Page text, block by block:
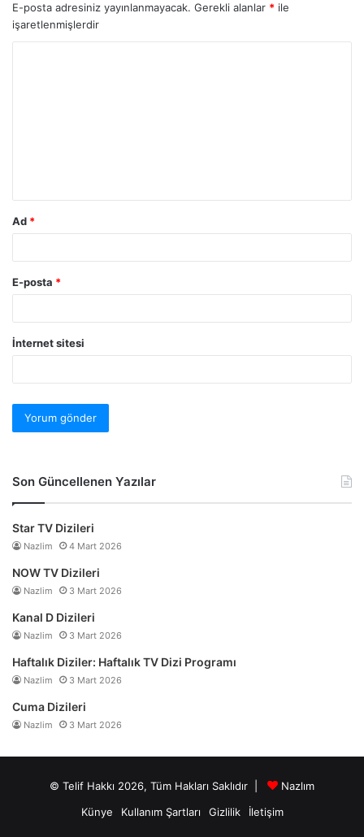
E-posta adresiniz yayınlanmayacak. Gerekli alanlar * ile
işaretlenmişlerdir
Ad *
E-posta *
İnternet sitesi
Son Güncellenen Yazılar
Star TV Dizileri
Nazlim 4 Mart 2026
NOW TV Dizileri
Nazlim 3 Mart 2026
Kanal D Dizileri
Nazlim 3 Mart 2026
Haftalık Diziler: Haftalık TV Dizi Programı
Nazlim 3 Mart 2026
Cuma Dizileri
Nazlim 3 Mart 2026
© Telif Hakkı 2026, Tüm Hakları Saklıdır |
Nazlım
Künye
Kullanım Şartları Gizlilik İletişim